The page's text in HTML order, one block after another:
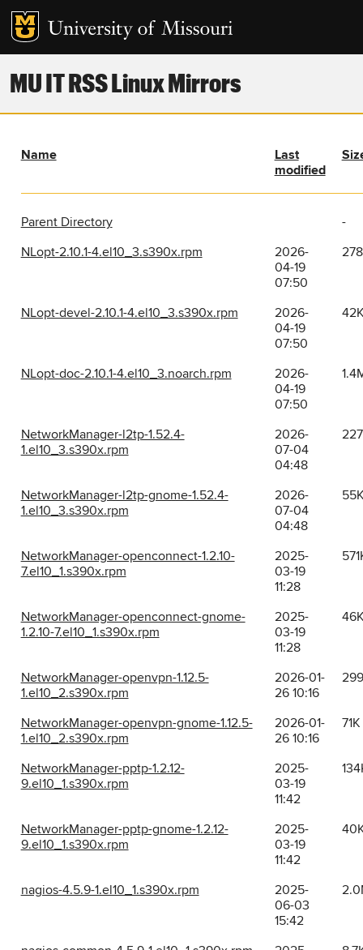
MU IT RSS Linux Mirrors
Name
Last
modified
Parent Directory
-
NLopt-2.10.1-4.el10_3.s390x.rpm
2026-
04-19
07:50
NLopt-devel-2.10.1-4.el10_3.s390x.rpm
2026-
04-19
07:50
NLopt-doc-2.10.1-4.el10_3.noarch.rpm
2026-
04-19
07:50
NetworkManager-l2tp-1.52.4-
1.el10_3.s390x.rpm
2026-
07-04
04:48
NetworkManager-l2tp-gnome-1.52.4-
1.el10_3.s390x.rpm
2026-
07-04
04:48
NetworkManager-openconnect-1.2.10-
7.el10_1.s390x.rpm
2025-
03-19
11:28
NetworkManager-openconnect-gnome-
1.2.10-7.el10_1.s390x.rpm
2025-
03-19
11:28
NetworkManager-openvpn-1.12.5-
1.el10_2.s390x.rpm
2026-01-
26 10:16
NetworkManager-openvpn-gnome-1.12.5-
1.el10_2.s390x.rpm
2026-01-
26 10:16
71K
NetworkManager-pptp-1.2.12-
9.el10_1.s390x.rpm
2025-
03-19
11:42
NetworkManager-pptp-gnome-1.2.12-
9.el10_1.s390x.rpm
2025-
03-19
11:42
nagios-4.5.9-1.el10_1.s390x.rpm
2025-
06-03
15:42